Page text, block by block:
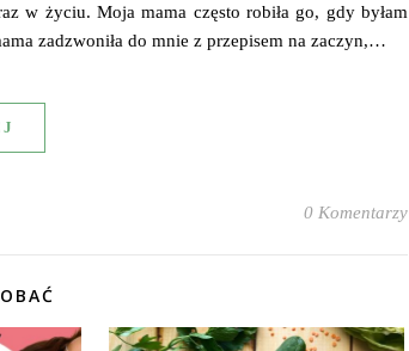
w życiu. Moja mama często robiła go, gdy byłam
zadzwoniła do mnie z przepisem na zaczyn,…
0 Komentarzy